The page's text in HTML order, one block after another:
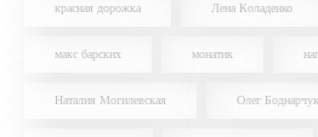
красная дорожка Лена Коладенко
макс барских монатик
Наталия Могилевская Олег Боднарчук